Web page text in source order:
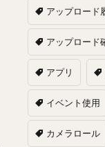
アップロード
アップロード
アプリ
イベント使用
カメラロール